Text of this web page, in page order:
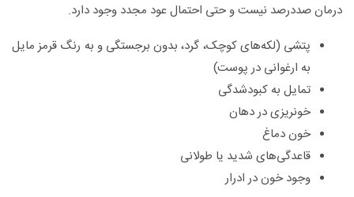
درمان صد‌در‌صد نیست و حتی احتمال عود مجدد وجود دارد.
پتشی‌ (لکه‌های‌ کوچک‌، گرد، بدون‌ برجستگی‌ و به‌ رنگ‌ قرمز مایل‌
به‌ ارغوانی‌ در پوست‌)
تمایل‌ به‌ کبودشدگی‌
خونریزی‌ در دهان‌
خون‌ دماغ‌
قاعدگی‌های‌ شدید یا طولانی‌
وجود خون‌ در ادرار